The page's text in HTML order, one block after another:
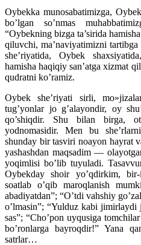
Oybekka munosabatimizga,
bo’lgan so’nmas
“Oybekning bizga ta’sirida
qiluvchi, ma’naviyatimizni
she’riyatida, Oybek
hamisha haqiqiy san’atga xizmat
qudratni ko’ramiz.
Oybek she’riyati sirli,
tug’yonlar jo g’alayondir, oy
qo’shiqdir. Shu bilan birga,
yodnomasidir. Men bu
shunday bir tasviri noayon hayrat
yashashdan maqsadim —
yoqimlisi bo’lib tuyuladi.
Oybekday shoir yo’qdirkim,
soatlab o’qib maroqlanish
abadiyatdan”; “O’tdi vahshiy
o’lmasin”; “Yulduz kabi
sas”; “Cho’pon uyqusiga
bo’ronlarga bayroqdir!” Yana
satrlar…